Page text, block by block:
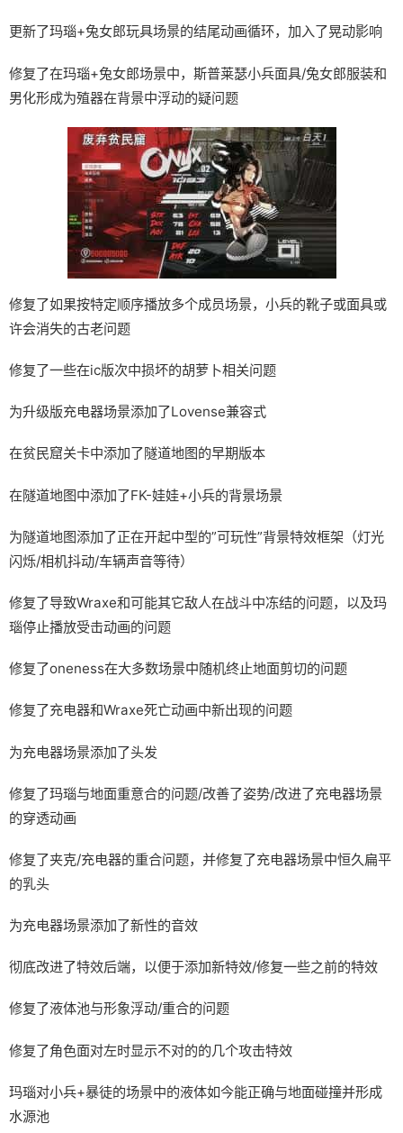
更新了玛瑙+兔女郎玩具场景的结尾动画循环，加入了晃动影响
修复了在玛瑙+兔女郎场景中，斯普莱瑟小兵面具/兔女郎服装和
男化形成为殖器在背景中浮动的疑问题
修复了如果按特定顺序播放多个成员场景，小兵的靴子或面具或
许会消失的古老问题
修复了一些在ic版次中损坏的胡萝卜相关问题
为升级版充电器场景添加了Lovense兼容式
在贫民窟关卡中添加了隧道地图的早期版本
在隧道地图中添加了FK-娃娃+小兵的背景场景
为隧道地图添加了正在开起中型的”可玩性”背景特效框架（灯光
闪烁/相机抖动/车辆声音等待）
修复了导致Wraxe和可能其它敌人在战斗中冻结的问题，以及玛
瑙停止播放受击动画的问题
修复了oneness在大多数场景中随机终止地面剪切的问题
修复了充电器和Wraxe死亡动画中新出现的问题
为充电器场景添加了头发
修复了玛瑙与地面重意合的问题/改善了姿势/改进了充电器场景
的穿透动画
修复了夹克/充电器的重合问题，并修复了充电器场景中恒久扁平
的乳头
为充电器场景添加了新性的音效
彻底改进了特效后端，以便于添加新特效/修复一些之前的特效
修复了液体池与形象浮动/重合的问题
修复了角色面对左时显示不对的的几个攻击特效
玛瑙对小兵+暴徒的场景中的液体如今能正确与地面碰撞并形成
水源池